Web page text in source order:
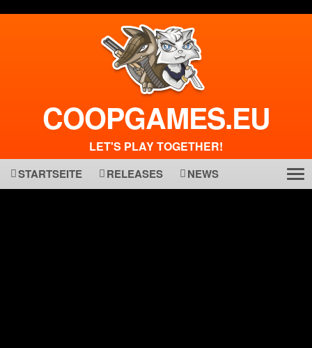
COOPGAMES.EU
LET'S PLAY TOGETHER!
STARTSEITE RELEASES NEWS